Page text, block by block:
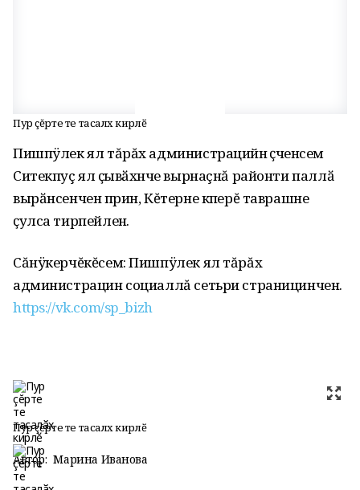
Пур çĕрте те тасалӑх кирлӗ
Пишпÿлек ял тăрăх администрацийӗн ӗҫченӗсем
Ситекпуç ялӗ ҫывӑхӗнче вырнаçнă районти паллӑ
вырӑнсенчен пӗрин, Кĕтерне кӗперĕ таврашне
ҫулса тирпейленӗ.
Сăнÿкерчĕкĕсем: Пишпÿлек ял тăрăх
администрацин социаллă сетьри страницинчен.
https://vk.com/sp_bizh
Пур çĕрте те тасалӑх кирлӗ
Автор: Марина Иванова